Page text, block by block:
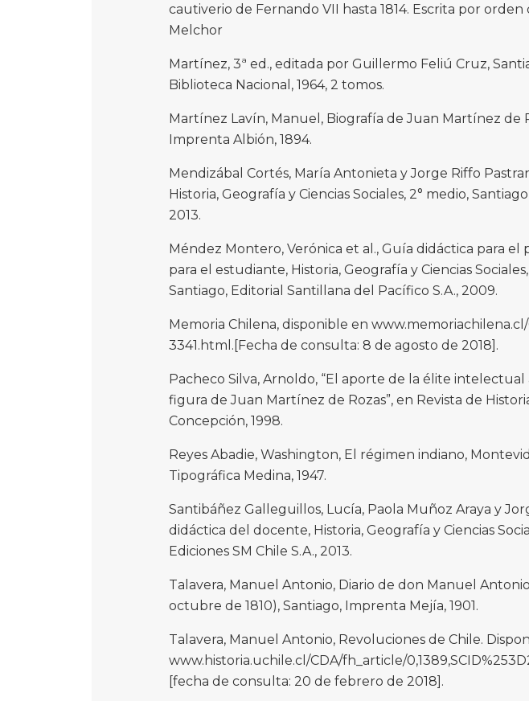
cautiverio de Fernando VII hasta 1814. Escrita por
Melchor
Martínez, 3ª ed., editada por Guillermo Feliú Cruz,
Biblioteca Nacional, 1964, 2 tomos.
Martínez Lavín, Manuel, Biografía de Juan Martínez de
Imprenta Albión, 1894.
Mendizábal Cortés, María Antonieta y Jorge Riffo
Historia, Geografía y Ciencias Sociales, 2° medio,
2013.
Méndez Montero, Verónica et al., Guía didáctica para
para el estudiante, Historia, Geografía y Ciencias
Santiago, Editorial Santillana del Pacífico S.A., 2009.
Memoria Chilena, disponible en
3341.html.[Fecha de consulta: 8 de agosto de 2018].
Pacheco Silva, Arnoldo, “El aporte de la élite intelectual
figura de Juan Martínez de Rozas”, en Revista de
Concepción, 1998.
Reyes Abadie, Washington, El régimen indiano,
Tipográfica Medina, 1947.
Santibáñez Galleguillos, Lucía, Paola Muñoz Araya y
didáctica del docente, Historia, Geografía y Ciencias
Ediciones SM Chile S.A., 2013.
Talavera, Manuel Antonio, Diario de don Manuel
octubre de 1810), Santiago, Imprenta Mejía, 1901.
Talavera, Manuel Antonio, Revoluciones de Chile.
www.historia.uchile.cl/CDA/fh_article/
[fecha de consulta: 20 de febrero de 2018].